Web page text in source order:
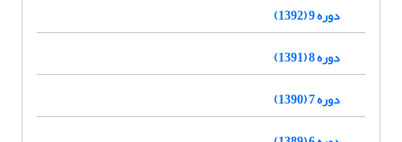
دوره 9 (1392)
دوره 8 (1391)
دوره 7 (1390)